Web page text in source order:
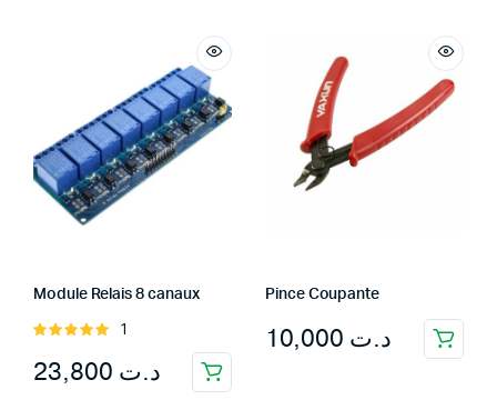
Module Relais 8 canaux
Rated
5
1
د.ت
Pince Coupante
د.ت